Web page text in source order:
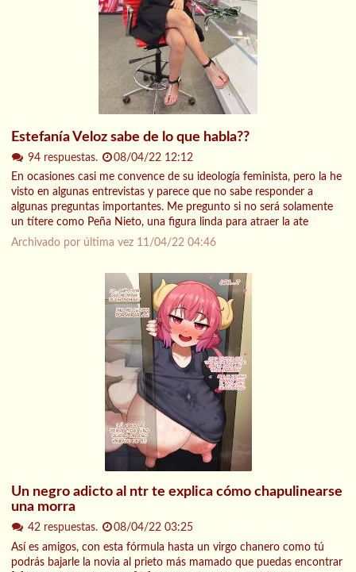
Estefanía Veloz sabe de lo que habla??
94 respuestas.
08/04/22 12:12
En ocasiones casi me convence de su ideología feminista, pero la he
visto en algunas entrevistas y parece que no sabe responder a
algunas preguntas importantes. Me pregunto si no será solamente
un títere como Peña Nieto, una figura linda para atraer la ate
Archivado por última vez 11/04/22 04:46
Un negro adicto al ntr te explica cómo chapulinearse
una morra
42 respuestas.
08/04/22 03:25
Así es amigos, con esta fórmula hasta un virgo chanero como tú
podrás bajarle la novia al prieto más mamado que puedas encontrar